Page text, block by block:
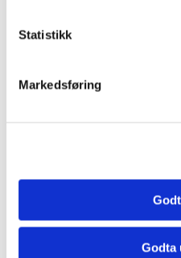
Statistikk
Markedsføring
Godta
Nettseminar på Zoom
Når: 12:15
SEP
Temakveld:
Høgskulen på